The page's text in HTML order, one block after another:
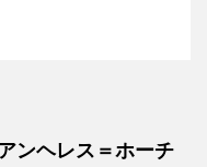
ンヘレス＝ホーチ